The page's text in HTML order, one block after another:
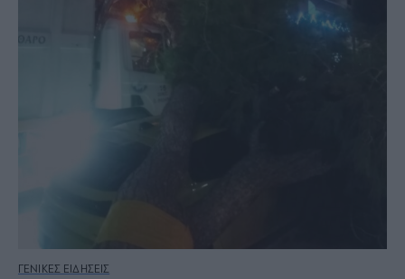
ΓΕΝΙΚΕΣ ΕΙΔΗΣΕΙΣ